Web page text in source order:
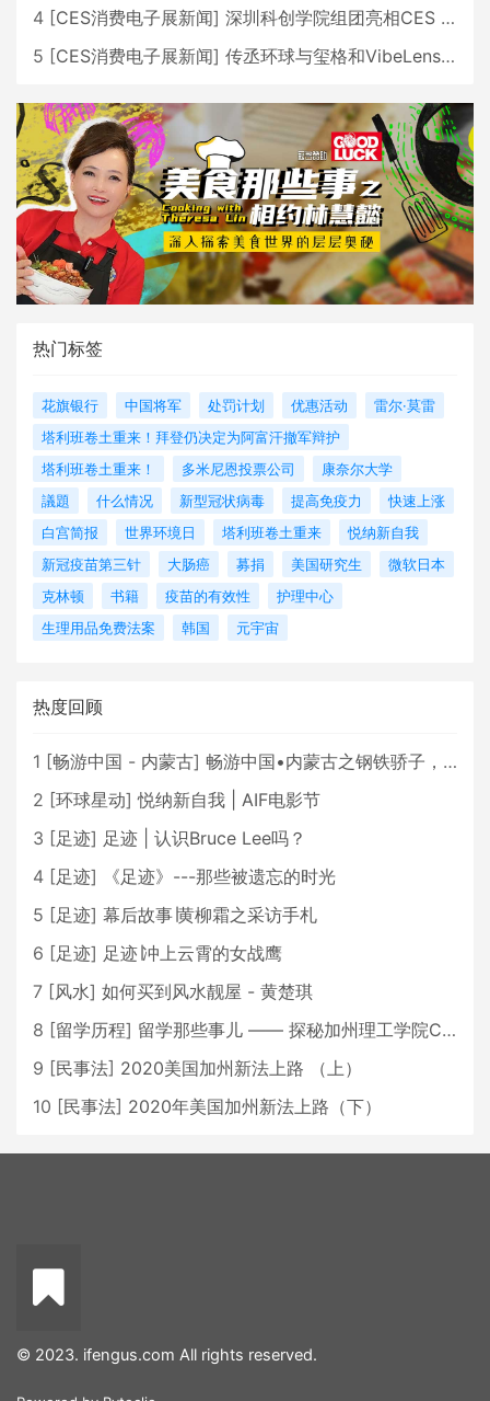
4 [CES消费电子展新闻] 深圳科创学院组团亮相CES 广受好评
5 [CES消费电子展新闻] 传丞环球与玺格和VibeLens共同推出全新耳机
热门标签
花旗银行 中国将军 处罚计划 优惠活动
雷尔·莫雷
塔利班卷土重来！拜登仍决定为阿富汗撤军辩护
塔利班卷土重来！
多米尼恩投票公司
康奈尔大学
議題
什么情况 新型冠状病毒 提高免疫力
快速上涨
白宫简报
世界环境日 塔利班卷土重来
悦纳新自我
新冠疫苗第三针
大肠癌 募捐 美国研究生
微软日本
克林顿
书籍 疫苗的有效性
护理中心
生理用品免费法案
韩国 元宇宙
热度回顾
1 [畅游中国 - 内蒙古] 畅游中国•内蒙古之钢铁骄子，魅力包头
2 [环球星动] 悦纳新自我 | AIF电影节
3 [足迹] 足迹 | 认识Bruce Lee吗？
4 [足迹]
《足迹》---那些被遗忘的时光
5 [足迹] 幕后故事∣黄柳霜之采访手札
6 [足迹] 足迹∣冲上云霄的女战鹰
7 [风水] 如何买到风水靓屋 - 黄楚琪
8 [留学历程] 留学那些事儿 —— 探秘加州理工学院Caltech博士生活 [上集]
9 [民事法] 2020美国加州新法上路 （上）
10 [民事法] 2020年美国加州新法上路（下）
© 2023. ifengus.com All rights reserved.